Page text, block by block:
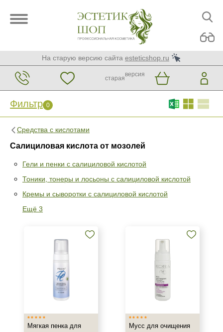
На старую версию сайта esteticshop.ru
старая
версия
Фильтр 0
Средства с кислотами
Салициловая кислота от мозолей
Гели и пенки с салициловой кислотой
Тоники, тонеры и лосьоны с салициловой кислотой
Кремы и сыворотки с салициловой кислотой
Ещё 3
Фильтр 0
салициловой кислотой
салициловой кислотой
ARDEMI
Мягкая пенка для
Мусс для очищения